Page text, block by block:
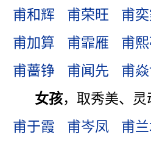
甫和辉
甫荣旺 甫
甫加算
甫霏雁 甫
甫蔷铮
甫闻先 甫
女孩，取秀美、灵
甫于霞
甫岑凤 甫